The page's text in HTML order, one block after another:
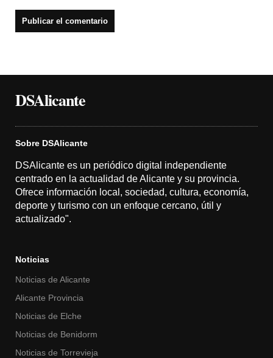
DSAlicante
Sobre DSAlicante
DSAlicante es un periódico digital independiente
centrado en la actualidad de Alicante y su provincia.
Ofrece información local, sociedad, cultura, economía,
deporte y turismo con un enfoque cercano, útil y
actualizado".
Noticias
Noticias de Alicante
Alicante Provincia
Noticias de Elche
Noticias de Benidorm
Noticias de Torrevieja